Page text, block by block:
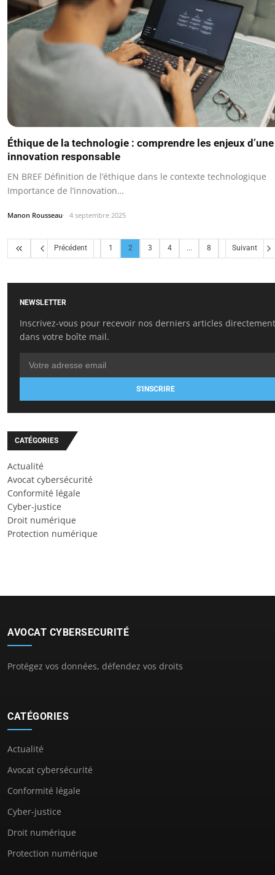
Éthique de la technologie : comprendre les enjeux d’une
innovation responsable
EN BREF Définition de l’éthique dans le contexte technologique
Importance de l’innovation…
Manon Rousseau 4 septembre 2025
Précédent 1 2 3 4 ... 8 Suivant
NEWSLETTER
Inscrivez-vous pour recevoir nos derniers articles directement
dans votre boîte mail.
S'INSCRIRE
CATÉGORIES
Actualité
Avocat cybersécurité
Conformité légale
Cyber-justice
Droit numérique
Protection numérique
AVOCAT CYBERSECURITÉ
Protégez vos données, défendez vos droits
CATÉGORIES
Actualité
Avocat cybersécurité
Conformité légale
Cyber-justice
Droit numérique
Protection numérique